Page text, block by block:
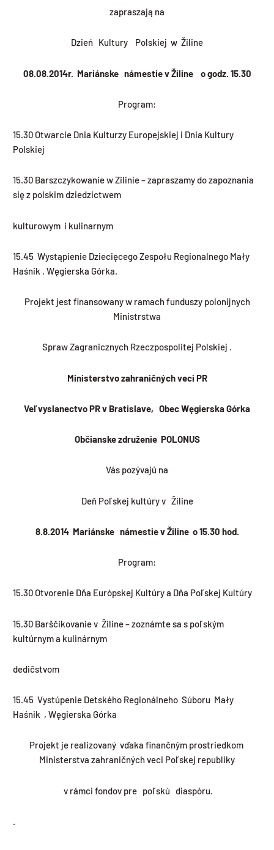
zapraszają na
Dzień Kultury Polskiej w Žiline
08.08.2014r. Mariánske námestie v Žiline o godz. 15.30
Program:
15.30 Otwarcie Dnia Kulturzy Europejskiej i Dnia Kultury
Polskiej
15.30 Barszczykowanie w Zilinie – zapraszamy do zapoznania
się z polskim dziedzictwem
kulturowym i kulinarnym
15.45 Wystąpienie Dziecięcego Zespołu Regionalnego Mały
Haśnik , Węgierska Górka.
Projekt jest finansowany w ramach funduszy polonijnych
Ministrstwa
Spraw Zagranicznych Rzeczpospolitej Polskiej .
Ministerstvo zahraničných veci PR
Veľvyslanectvo PR v Bratislave, Obec Węgierska Górka
Občianske združenie POLONUS
Vás pozývajú na
Deň Poľskej kultúry v Žiline
8.8.2014 Mariánske námestie v Žiline o 15.30 hod.
Program:
15.30 Otvorenie Dňa Európskej Kultúry a Dňa Poľskej Kultúry
15.30 Barščikovanie v Žiline – zoznámte sa s poľským
kultúrnym a kulinárnym
dedičstvom
15.45 Vystúpenie Detského Regionálneho Súboru Mały
Haśnik , Węgierska Górka
Projekt je realizovaný vďaka finančným prostriedkom
Ministerstva zahraničných veci Poľskej republiky
v rámci fondov pre poľskú diaspóru.
.